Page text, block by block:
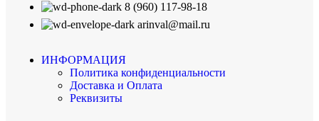
8 (960) 117-98-18
arinval@mail.ru
ИНФОРМАЦИЯ
Политика конфиденциальности
Доставка и Оплата
Реквизиты